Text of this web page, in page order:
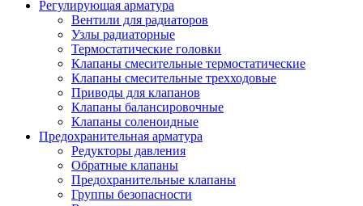
Регулирующая арматура
Вентили для радиаторов
Узлы радиаторные
Термостатические головки
Клапаны смесительные термостатические
Клапаны смесительные трехходовые
Приводы для клапанов
Клапаны балансировочные
Клапаны соленоидные
Предохранительная арматура
Редукторы давления
Обратные клапаны
Предохранительные клапаны
Группы безопасности